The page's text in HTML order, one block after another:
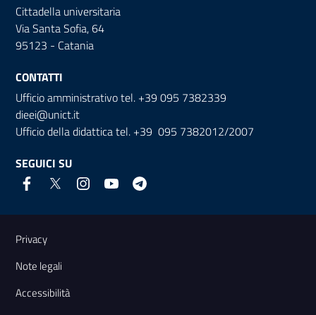
Cittadella universitaria
Via Santa Sofia, 64
95123 - Catania
CONTATTI
Ufficio amministrativo tel. +39 095 7382339
dieei@unict.it
Ufficio della didattica tel. +39 095 7382012/2007
SEGUICI SU
Link e informazioni utili
Privacy
Note legali
Accessibilità